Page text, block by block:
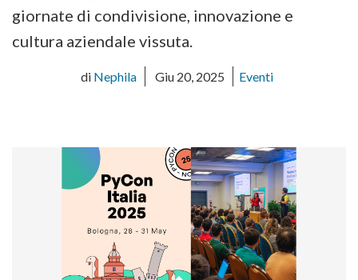
giornate di condivisione, innovazione e
cultura aziendale vissuta.
di Nephila Giu 20, 2025 Eventi